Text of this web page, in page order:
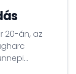
20-án, az